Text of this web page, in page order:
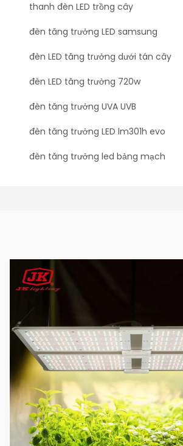
thanh đèn LED trồng cây
đèn tăng trưởng LED samsung
đèn LED tăng trưởng dưới tán cây
đèn LED tăng trưởng 720w
đèn tăng trưởng UVA UVB
đèn tăng trưởng LED lm301h evo
đèn tăng trưởng led bảng mạch